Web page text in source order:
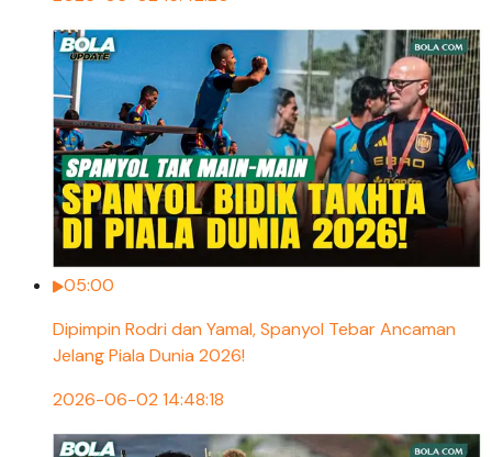
05:00
Dipimpin Rodri dan Yamal, Spanyol Tebar Ancaman
Jelang Piala Dunia 2026!
2026-06-02 14:48:18